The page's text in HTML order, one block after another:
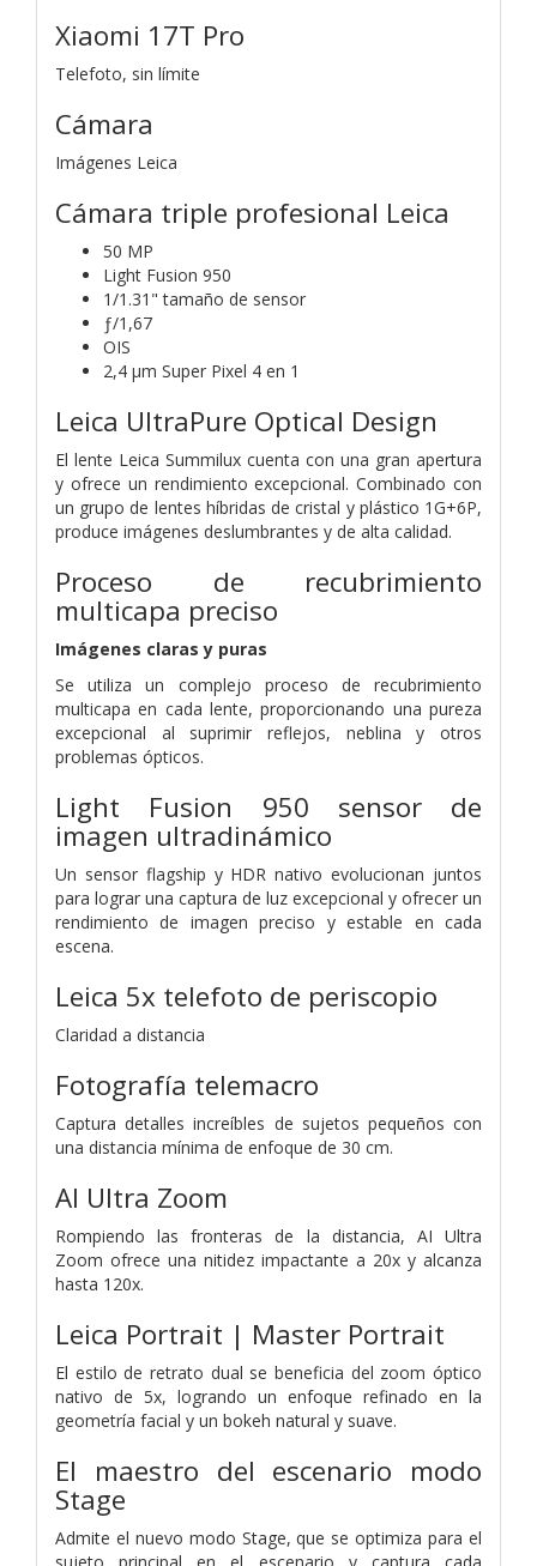
Xiaomi 17T Pro
Telefoto, sin límite
Cámara
Imágenes Leica
Cámara triple profesional Leica
50 MP
Light Fusion 950
1/1.31" tamaño de sensor
ƒ/1,67
OIS
2,4 μm Super Pixel 4 en 1
Leica UltraPure Optical Design
El lente Leica Summilux cuenta con una gran apertura
y ofrece un rendimiento excepcional. Combinado con
un grupo de lentes híbridas de cristal y plástico 1G+6P,
produce imágenes deslumbrantes y de alta calidad.
Proceso de recubrimiento
multicapa preciso
Imágenes claras y puras
Se utiliza un complejo proceso de recubrimiento
multicapa en cada lente, proporcionando una pureza
excepcional al suprimir reflejos, neblina y otros
problemas ópticos.
Light Fusion 950 sensor de
imagen ultradinámico
Un sensor flagship y HDR nativo evolucionan juntos
para lograr una captura de luz excepcional y ofrecer un
rendimiento de imagen preciso y estable en cada
escena.
Leica 5x telefoto de periscopio
Claridad a distancia
Fotografía telemacro
Captura detalles increíbles de sujetos pequeños con
una distancia mínima de enfoque de 30 cm.
AI Ultra Zoom
Rompiendo las fronteras de la distancia, AI Ultra
Zoom ofrece una nitidez impactante a 20x y alcanza
hasta 120x.
Leica Portrait | Master Portrait
El estilo de retrato dual se beneficia del zoom óptico
nativo de 5x, logrando un enfoque refinado en la
geometría facial y un bokeh natural y suave.
El maestro del escenario modo
Stage
Admite el nuevo modo Stage, que se optimiza para el
sujeto principal en el escenario y captura cada